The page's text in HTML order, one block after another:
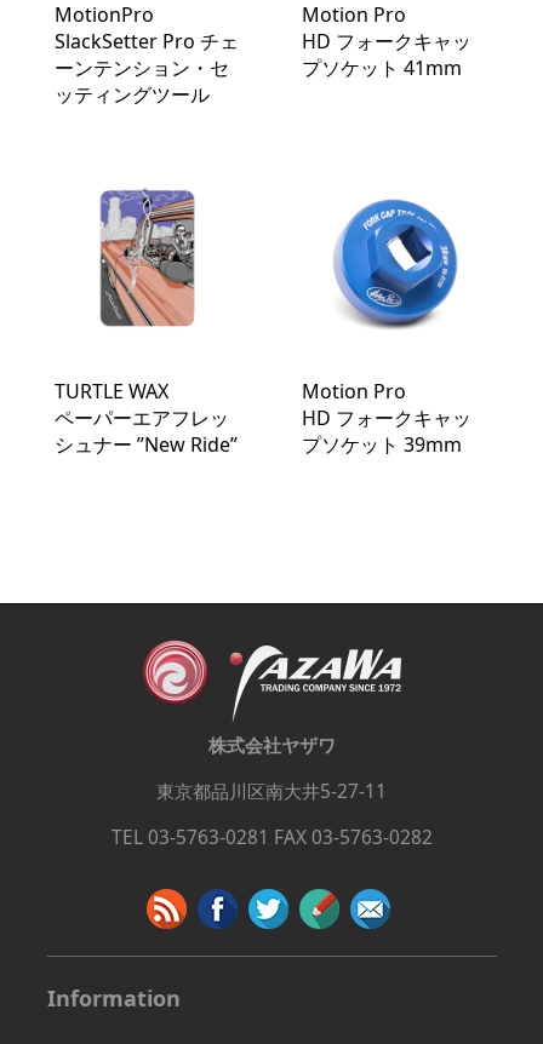
MotionPro
SlackSetter Pro チェ
ーンテンション・セ
ッティングツール
Motion Pro
HD フォークキャッ
プソケット 41mm
TURTLE WAX
ペーパーエアフレッ
シュナー ”New Ride”
Motion Pro
HD フォークキャッ
プソケット 39mm
株式会社ヤザワ
東京都品川区南大井5-27-11
TEL 03-5763-0281 FAX 03-5763-0282
Information